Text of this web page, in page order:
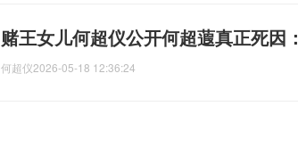
赌王女儿何超仪公开何超蕸真正死因
何超仪2026-05-18 12:36:24